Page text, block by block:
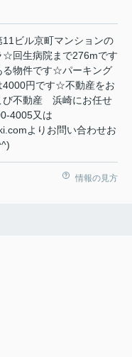
ビル京町マンションの
☆回生病院まで276mです
物件です☆パーキング
4000円です☆不動産をお
び不動産 浜崎にお任せ
4005又は
よりお問い合わせお
情報の見方